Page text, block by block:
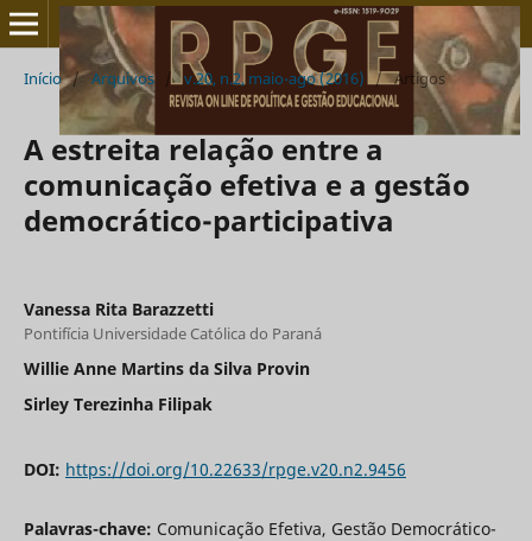
Início / Arquivos / v.20, n.2, maio-ago (2016) / Artigos
A estreita relação entre a
comunicação efetiva e a gestão
democrático-participativa
Vanessa Rita Barazzetti
Pontifícia Universidade Católica do Paraná
Willie Anne Martins da Silva Provin
Sirley Terezinha Filipak
DOI: https://doi.org/10.22633/rpge.v20.n2.9456
Palavras-chave: Comunicação Efetiva, Gestão Democrático-